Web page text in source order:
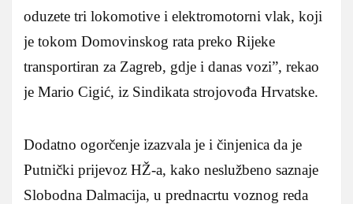
oduzete tri lokomotive i elektromotorni vlak, koji
je tokom Domovinskog rata preko Rijeke
transportiran za Zagreb, gdje i danas vozi”, rekao
je Mario Cigić, iz Sindikata strojovođa Hrvatske.
Dodatno ogorčenje izazvala je i činjenica da je
Putnički prijevoz HŽ-a, kako neslužbeno saznaje
Slobodna Dalmacija, u prednacrtu voznog reda